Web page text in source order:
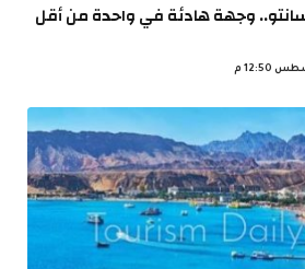
وجهة هادئة في واحدة من أقل